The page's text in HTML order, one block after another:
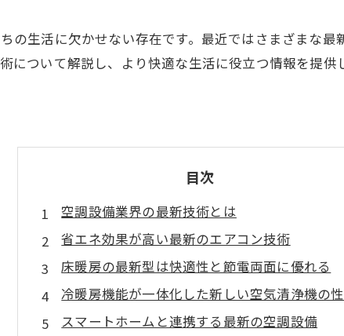
の生活に欠かせない存在です。最近ではさまざまな
について解説し、より快適な生活に役立つ情報を提
目次
空調設備業界の最新技術とは
省エネ効果が高い最新のエアコン技術
床暖房の最新型は快適性と節電両面に優れる
冷暖房機能が一体化した新しい空気清浄機の
スマートホームと連携する最新の空調設備